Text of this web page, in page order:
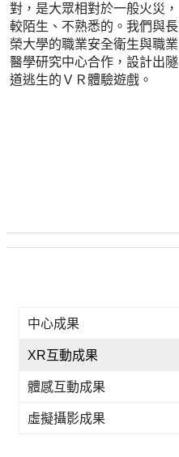
對，是大眾相對於一般火災，
較陌生、不熟悉的。我們與長
榮大學的職業安全衛生與職業
醫學研究中心合作，設計出隧
道逃生的ＶＲ體驗遊戲。
中心成果
XR互動成果
體感互動成果
虛擬攝影成果